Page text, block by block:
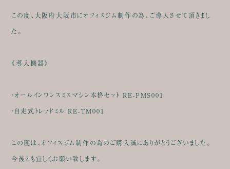
この度、大阪府大阪市にオフィスジム制作の為、ご導入させて頂きまし
た。
《導入機器》
・オールインワンスミスマシン本格セット RE-PMS001
・自走式トレッドミル RE-TM001
この度は、オフィスジム制作の為のご購入誠にありがとうございました。
今後とも宜しくお願い致します。